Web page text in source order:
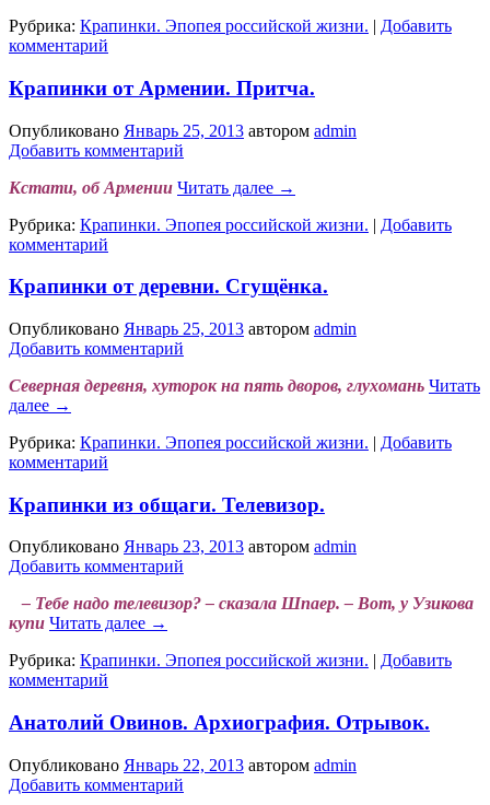
Рубрика: Крапинки. Эпопея российской жизни. | Добавить
комментарий
Крапинки от Армении. Притча.
Опубликовано Январь 25, 2013 автором admin
Добавить комментарий
Кстати, об Армении Читать далее →
Рубрика: Крапинки. Эпопея российской жизни. | Добавить
комментарий
Крапинки от деревни. Сгущёнка.
Опубликовано Январь 25, 2013 автором admin
Добавить комментарий
Северная деревня, хуторок на пять дворов, глухомань Читать
далее →
Рубрика: Крапинки. Эпопея российской жизни. | Добавить
комментарий
Крапинки из общаги. Телевизор.
Опубликовано Январь 23, 2013 автором admin
Добавить комментарий
– Тебе надо телевизор? – сказала Шпаер. – Вот, у Узикова
купи Читать далее →
Рубрика: Крапинки. Эпопея российской жизни. | Добавить
комментарий
Анатолий Овинов. Архиография. Отрывок.
Опубликовано Январь 22, 2013 автором admin
Добавить комментарий